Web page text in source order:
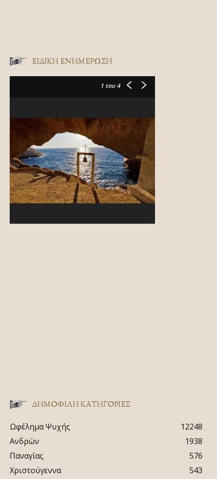
ΕΙΔΙΚΉ ΕΝΗΜΈΡΩΣΗ
1 του 4
ΔΗΜΟΦΙΛΗ ΚΑΤΗΓΟΡΙΕΣ
Ωφέλημα Ψυχής
12248
Ανδρών
1938
Παναγίας
576
Χριστούγεννα
543